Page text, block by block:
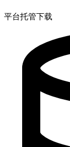
平台托管下载